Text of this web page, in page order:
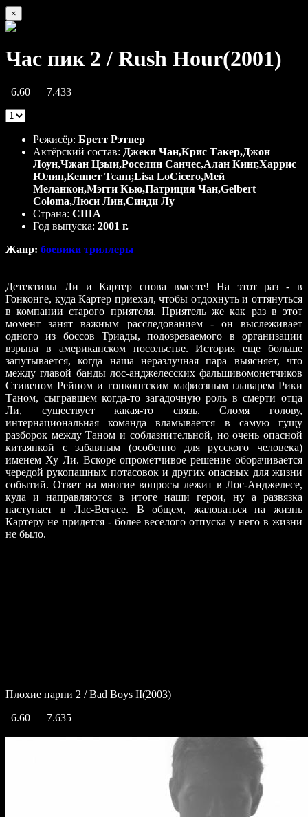
×
Час пик 2 / Rush Hour(2001)
6.60
7.433
Режисёр: Бретт Рэтнер
Актёрский состав: Джеки Чан,Крис Такер,Джон
Лоун,Чжан Цзыи,Роселин Санчес,Алан Кинг,Харрис
Юлин,Кеннет Тсанг,Lisa LoCicero,Мей
Меланкон,Мэгги Кью,Патриция Чан,Gelbert
Coloma,Люси Лин,Синди Лу
Страна: США
Год выпуска: 2001 г.
Жанр: боевики триллеры
Детективы Ли и Картер снова вместе! На этот раз - в
Гонконге, куда Картер приехал, чтобы отдохнуть и оттянуться
в компании старого приятеля. Приятель же как раз в этот
момент занят важным расследованием - он выслеживает
одного из боссов Триады, подозреваемого в организации
взрыва в американском посольстве. История еще больше
запутывается, когда наша неразлучная пара выясняет, что
между главой банды лос-анджелесских фальшивомонетчиков
Стивеном Рейном и гонконгским мафиозным главарем Рики
Таном, сыгравшем когда-то загадочную роль в смерти отца
Ли, существует какая-то связь. Сломя голову,
интернациональная команда вламывается в самую гущу
разборок между Таном и соблазнительной, но очень опасной
китаянкой с забавным (особенно для русского человека)
именем Ху Ли. Вскоре опрометчивое решение оборачивается
чередой рукопашных потасовок и других опасных для жизни
событий. Ответ на многие вопросы лежит в Лос-Анджелесе,
куда и направляются в итоге наши герои, ну а развязка
наступает в Лас-Вегасе. В общем, жаловаться на жизнь
Картеру не придется - более веселого отпуска у него в жизни
не было.
Плохие парни 2 / Bad Boys II(2003)
6.60
7.635